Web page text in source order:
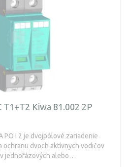
T1+T2 Kiwa 81.002 2P
PO I 2 je dvojpólové zariadenie
ochranu dvoch aktívnych vodičov
jednofázových alebo